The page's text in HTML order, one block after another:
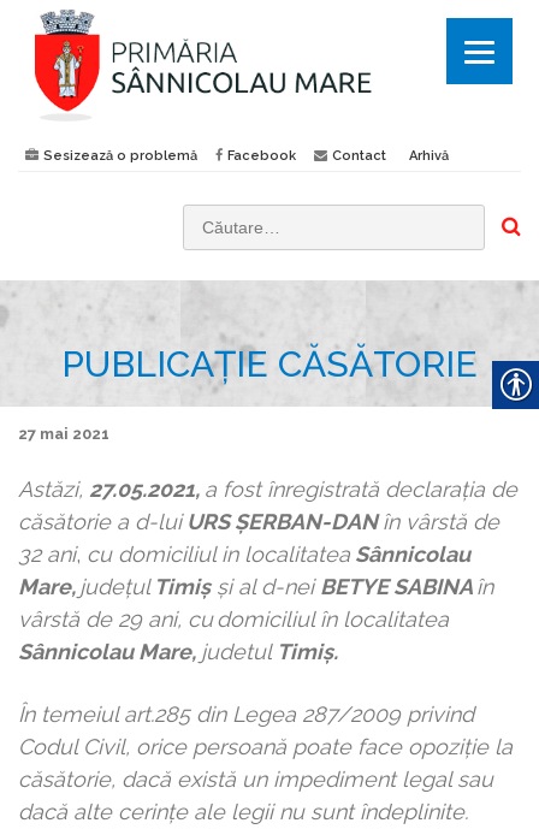
Sesizează o problemă Facebook Contact Arhivă
ă
PUBLICAȚIE CĂSĂTORIE
27 mai 2021
Astăzi, 27.05.2021, a fost înregistrată declaraţia de
căsătorie a d-luiURS ȘERBAN-DANîn vârstă de
32 ani, cu domiciliul in localitatea Sânnicolau
Mare, judeţulTimișşi al d-neiBETYE SABINAîn
vârstă de 29 ani, cudomiciliul în localitatea
Sânnicolau Mare, judetul Timiș.
În temeiul art.285 din Legea 287/2009 privind
Codul Civil, orice persoană poate face opoziţie la
căsătorie, dacă există un impediment legal sau
dacă alte cerinţe ale legii nu sunt îndeplinite.